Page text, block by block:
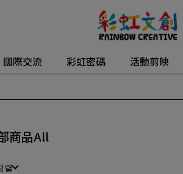
國際交流 彩虹密碼 活動剪映
商品All
렬